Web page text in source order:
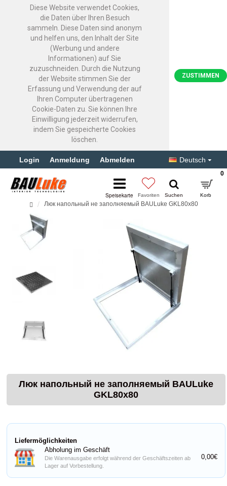
Diese Website verwendet Cookies,
die Daten über Ihren Besuch
sammeln. Diese Daten sind anonym
und helfen uns, den Inhalt der Site
(Werbung und andere
Informationen) auf Sie
zuzuschneiden. Durch die Nutzung
der Website stimmen Sie der
Erfassung und Verwendung der auf
Ihren Computer übertragenen
Cookie-Daten zu. Sie können Ihre
Einwilligung jederzeit widerrufen,
indem Sie gespeicherte Cookies
löschen.
ZUSTIMMEN
Login Anmeldung Abmelden Deutsch
0
Люк напольный не заполняемый BAULuke GKL80x80
Люк напольный не заполняемый BAULuke
GKL80x80
Liefermöglichkeiten
Abholung im Geschäft
Die Warenausgabe erfolgt während der Geschäftszeiten ab
Lager auf Vorbestellung.
0,00€